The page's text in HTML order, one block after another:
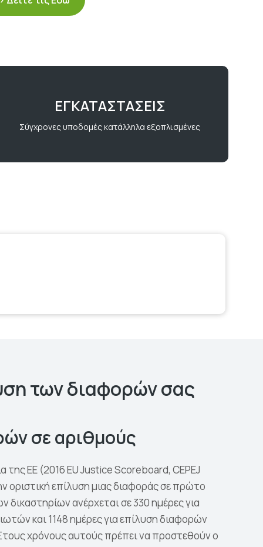
ΕΓΚΑΤΑΣΤΑΣΕΙΣ
Σύγχρονες υποδομές κατάλληλα εξοπλισμένες
των διαφορών σας
σε αριθμούς
της ΕΕ (2016 ΕU Justice Scoreboard, CEPEJ
οριστική επίλυση μιας διαφοράς σε πρώτο
ανέρχεται σε 330 ημέρες για
και 1148 ημέρες για επίλυση διαφορών
χρόνους αυτούς πρέπει να προστεθούν ο